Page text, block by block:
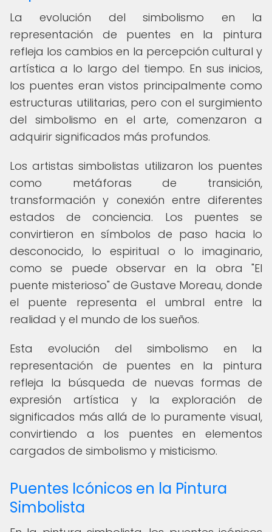
La evolución del simbolismo en la
representación de puentes en la pintura
refleja los cambios en la percepción cultural y
artística a lo largo del tiempo. En sus inicios,
los puentes eran vistos principalmente como
estructuras utilitarias, pero con el surgimiento
del simbolismo en el arte, comenzaron a
adquirir significados más profundos.
Los artistas simbolistas utilizaron los puentes
como metáforas de transición,
transformación y conexión entre diferentes
estados de conciencia. Los puentes se
convirtieron en símbolos de paso hacia lo
desconocido, lo espiritual o lo imaginario,
como se puede observar en la obra "El
puente misterioso" de Gustave Moreau, donde
el puente representa el umbral entre la
realidad y el mundo de los sueños.
Esta evolución del simbolismo en la
representación de puentes en la pintura
refleja la búsqueda de nuevas formas de
expresión artística y la exploración de
significados más allá de lo puramente visual,
convirtiendo a los puentes en elementos
cargados de simbolismo y misticismo.
Puentes Icónicos en la Pintura
Simbolista